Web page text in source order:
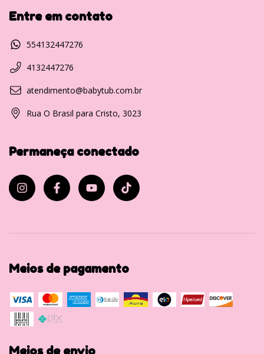
Entre em contato
554132447276
4132447276
atendimento@babytub.com.br
Rua O Brasil para Cristo, 3023
Permaneça conectado
Meios de pagamento